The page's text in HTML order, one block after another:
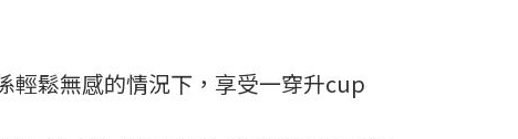
輕鬆無感的情況下，享受一穿升cup